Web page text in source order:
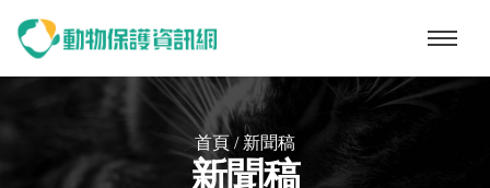
動物保護資訊網
首頁 / 新聞稿
新聞稿